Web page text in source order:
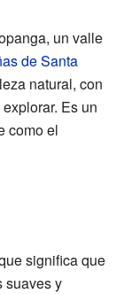
un valle
de Santa
natural, con
Es un
como el
significa que
suaves y